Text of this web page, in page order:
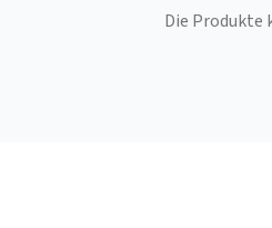
Die Produkte